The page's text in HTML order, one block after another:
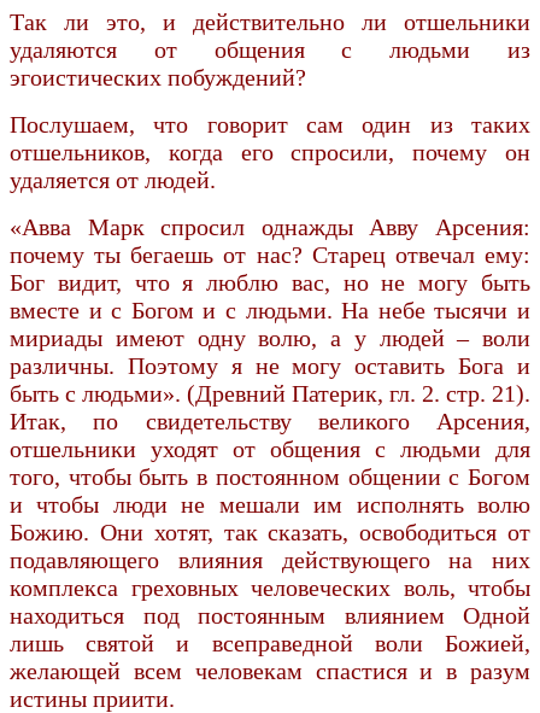
Так ли это, и действительно ли отшельники
удаляются от общения с людьми из
эгоистических побуждений?
Послушаем, что говорит сам один из таких
отшельников, когда его спросили, почему он
удаляется от людей.
«Авва Марк спросил однажды Авву Арсения:
почему ты бегаешь от нас? Старец отвечал ему:
Бог видит, что я люблю вас, но не могу быть
вместе и с Богом и с людьми. На небе тысячи и
мириады имеют одну волю, а у людей – воли
различны. Поэтому я не могу оставить Бога и
быть с людьми». (Древний Патерик, гл. 2. стр. 21).
Итак, по свидетельству великого Арсения,
отшельники уходят от общения с людьми для
того, чтобы быть в постоянном общении с Богом
и чтобы люди не мешали им исполнять волю
Божию. Они хотят, так сказать, освободиться от
подавляющего влияния действующего на них
комплекса греховных человеческих воль, чтобы
находиться под постоянным влиянием Одной
лишь святой и всеправедной воли Божией,
желающей всем человекам спастися и в разум
истины приити.